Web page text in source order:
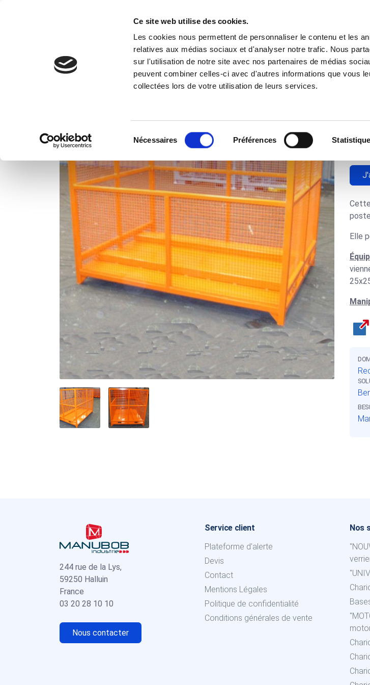
Ce site web utilise des cookies.
Les cookies nous permettent de personnaliser le contenu et les
relatives aux médias sociaux et d'analyser notre trafic. Nous
sur l'utilisation de notre site avec nos partenaires de médias
peuvent combiner celles-ci avec d'autres informations que vous
collectées lors de votre utilisation de leurs services.
Nécessaires Préférences
Vos Besoins
Réalisations Benne à déchets sur-mesure_1220
Cette
Elle
244 rue de la Lys,
59250 Halluin
France
03 20 28 10 10
Nous contacter
Service client
Plateforme d'alerte
Devis
Contact
Mentions Légales
Politique de confidentialité
Conditions générales de vente
Nos